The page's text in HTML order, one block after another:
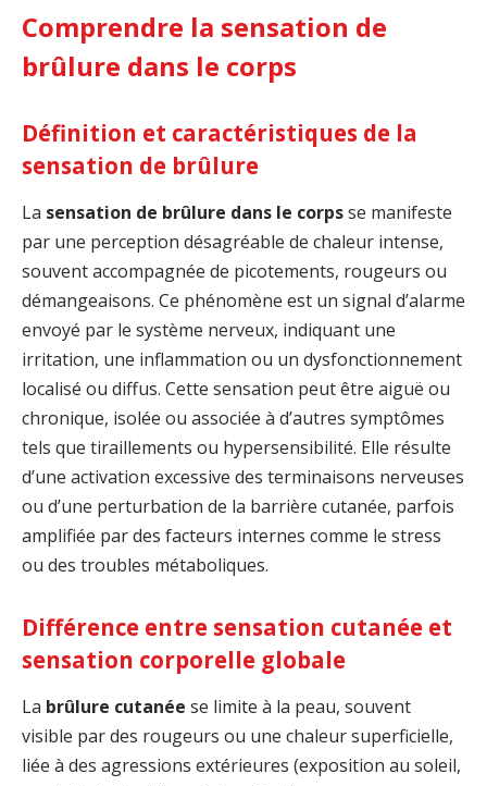
Comprendre la sensation de
brûlure dans le corps
Définition et caractéristiques de la
sensation de brûlure
La sensation de brûlure dans le corpsse manifeste
par une perception désagréable de chaleur intense,
souvent accompagnée de picotements, rougeurs ou
démangeaisons. Ce phénomène est un signal d’alarme
envoyé par le système nerveux, indiquant une
irritation, une inflammation ou un dysfonctionnement
localisé ou diffus. Cette sensation peut être aiguë ou
chronique, isolée ou associée à d’autres symptômes
tels que tiraillements ou hypersensibilité. Elle résulte
d’une activation excessive des terminaisons nerveuses
ou d’une perturbation de la barrière cutanée, parfois
amplifiée par des facteurs internes comme le stress
ou des troubles métaboliques.
Différence entre sensation cutanée et
sensation corporelle globale
La brûlure cutanée se limite à la peau, souvent
visible par des rougeurs ou une chaleur superficielle,
liée à des agressions extérieures (exposition au soleil,